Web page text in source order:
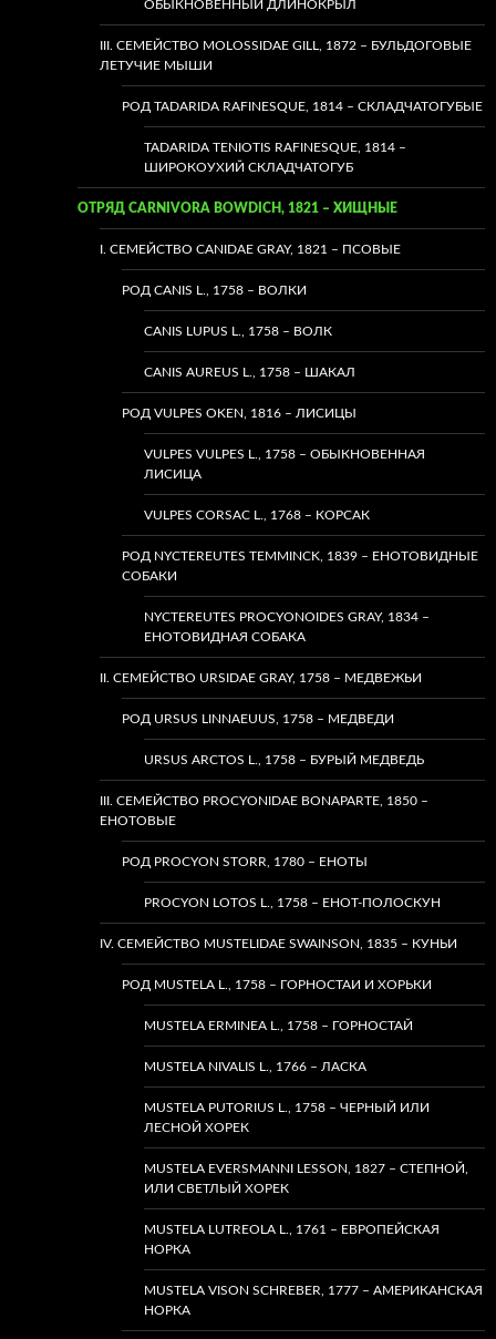
ОБЫКНОВЕННЫЙ ДЛИНОКРЫЛ
III. СЕМЕЙСТВО MOLOSSIDAE GILL, 1872 – БУЛЬДОГОВЫЕ
ЛЕТУЧИЕ МЫШИ
РОД TADARIDA RAFINESQUE, 1814 – СКЛАДЧАТОГУБЫЕ
TADARIDA TENIOTIS RAFINESQUE, 1814 –
ШИРОКОУХИЙ СКЛАДЧАТОГУБ
ОТРЯД CARNIVORA BOWDICH, 1821 – ХИЩНЫЕ
I. СЕМЕЙСТВО CANIDAE GRAY, 1821 – ПСОВЫЕ
РОД CANIS L., 1758 – ВОЛКИ
CANIS LUPUS L., 1758 – ВОЛК
CANIS AUREUS L., 1758 – ШАКАЛ
РОД VULPES OKEN, 1816 – ЛИСИЦЫ
VULPES VULPES L., 1758 – ОБЫКНОВЕННАЯ
ЛИСИЦА
VULPES CORSAC L., 1768 – КОРСАК
РОД NYCTEREUTES TEMMINCK, 1839 – ЕНОТОВИДНЫЕ
СОБАКИ
NYCTEREUTES PROCYONOIDES GRAY, 1834 –
ЕНОТОВИДНАЯ СОБАКА
II. СЕМЕЙСТВО URSIDAE GRAY, 1758 – МЕДВЕЖЬИ
РОД URSUS LINNAEUUS, 1758 – МЕДВЕДИ
URSUS ARCTOS L., 1758 – БУРЫЙ МЕДВЕДЬ
III. СЕМЕЙСТВО PROCYONIDAE BONAPARTE, 1850 –
ЕНОТОВЫЕ
РОД PROCYON STORR, 1780 – ЕНОТЫ
PROCYON LOTOS L., 1758 – ЕНОТ-ПОЛОСКУН
IV. СЕМЕЙСТВО MUSTELIDAE SWAINSON, 1835 – КУНЬИ
РОД MUSTELA L., 1758 – ГОРНОСТАИ И ХОРЬКИ
MUSTELA ERMINEA L., 1758 – ГОРНОСТАЙ
MUSTELA NIVALIS L., 1766 – ЛАСКА
MUSTELA PUTORIUS L., 1758 – ЧЕРНЫЙ ИЛИ
ЛЕСНОЙ ХОРЕК
MUSTELA EVERSMANNI LESSON, 1827 – СТЕПНОЙ,
ИЛИ СВЕТЛЫЙ ХОРЕК
MUSTELA LUTREOLA L., 1761 – ЕВРОПЕЙСКАЯ
НОРКА
MUSTELA VISON SCHREBER, 1777 – АМЕРИКАНСКАЯ
НОРКА